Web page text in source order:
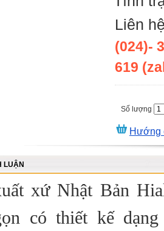
Liên
(024)-
619
Số lượng
Hướng
LUẬN
xứ Nhật Bản
có thiết kế